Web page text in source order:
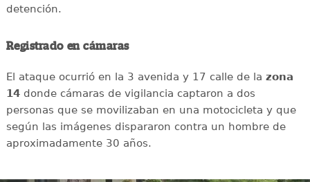
detención.
Registrado en cámaras
El ataque ocurrió en la 3 avenida y 17 calle de la zona
14donde cámaras de vigilancia captaron a dos
personas que se movilizaban en una motocicleta y que
según las imágenes dispararon contra un hombre de
aproximadamente 30 años.